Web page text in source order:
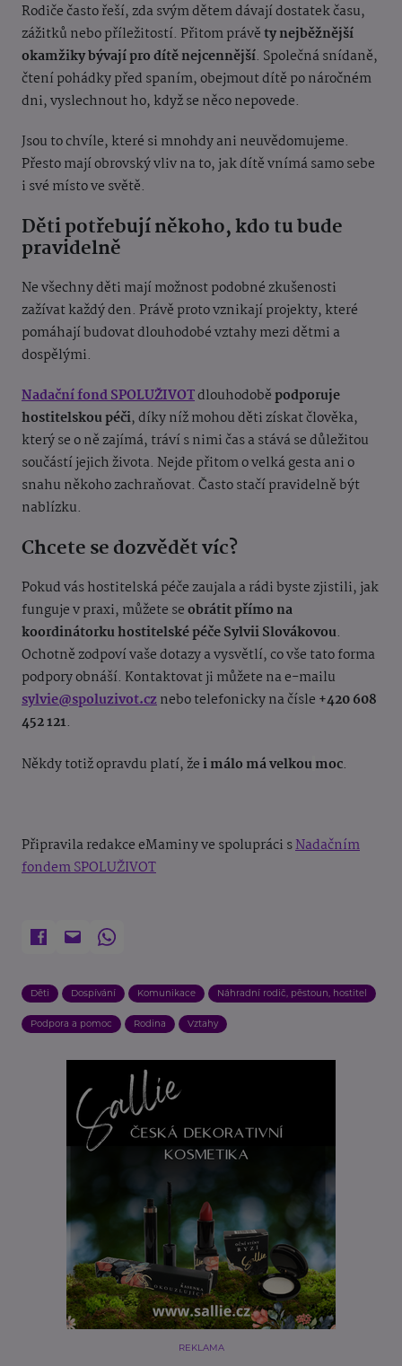
Rodiče často řeší, zda svým dětem dávají dostatek času,
zážitků nebo příležitostí. Přitom právěty nejběžnější
okamžiky bývají pro dítě nejcennější. Společná snídaně,
čtení pohádky před spaním, obejmout dítě po náročném
dni, vyslechnout ho, když se něco nepovede.
Jsou to chvíle, které si mnohdy ani neuvědomujeme.
Přesto mají obrovský vliv na to, jak dítě vnímá samo sebe
i své místo ve světě.
Děti potřebují někoho, kdo tu bude
pravidelně
Ne všechny děti mají možnost podobné zkušenosti
zažívat každý den. Právě proto vznikají projekty, které
pomáhají budovat dlouhodobé vztahy mezi dětmi a
dospělými.
Nadační fond SPOLUŽIVOTdlouhodobě podporuje
hostitelskou péči, díky níž mohou děti získat člověka,
který se o ně zajímá, tráví s nimi čas a stává se důležitou
součástí jejich života. Nejde přitom o velká gesta ani o
snahu někoho zachraňovat. Často stačí pravidelně být
nablízku.
Chcete se dozvědět víc?
Pokud vás hostitelská péče zaujala a rádi byste zjistili, jak
funguje v praxi, můžete seobrátit přímo na
koordinátorku hostitelské péče Sylvii Slovákovou.
Ochotně zodpoví vaše dotazy a vysvětlí, co vše tato forma
podpory obnáší. Kontaktovat ji můžete na e-mailu
sylvie@spoluzivot.cznebo telefonicky na čísle +420 608
452 121.
Někdy totiž opravdu platí, žei málo má velkoumoc.
Připravila redakce eMaminy ve spolupráci sNadačním
fondem SPOLUŽIVOT
Děti Dospívání Komunikace Náhradní rodič, pěstoun, hostitel
Podpora a pomoc Rodina Vztahy
REKLAMA